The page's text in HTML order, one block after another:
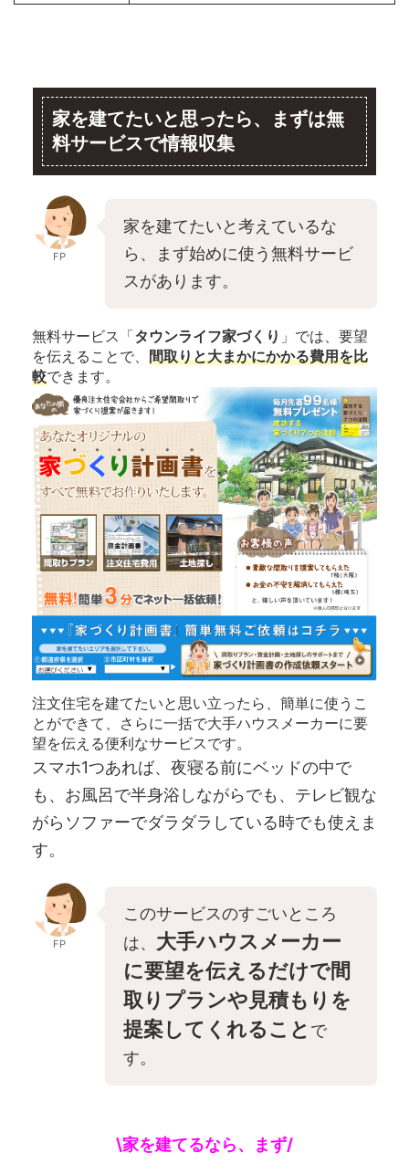
家を建てたいと思ったら、まずは無
料サービスで情報収集
FP
家を建てたいと考えているな
ら、まず始めに使う無料サービ
スがあります。
無料サービス「タウンライフ家づくり 」では、要望
を伝えることで、 間取りと大まかにかかる費用を比
較できます。
注文住宅を建てたいと思い立ったら、簡単に使うこ
とができて、さらに一括で大手ハウスメーカーに要
望を伝える便利なサービスです。
スマホ1つあれば、夜寝る前にベッドの中で
も、お風呂で半身浴しながらでも、テレビ観な
がらソファーでダラダラしている時でも使えま
す。
FP
このサービスのすごいところ
は、 大手ハウスメーカー
に要望を伝えるだけで間
取りプランや見積もりを
提案してくれること で
す。
\家を建てるなら、まず/